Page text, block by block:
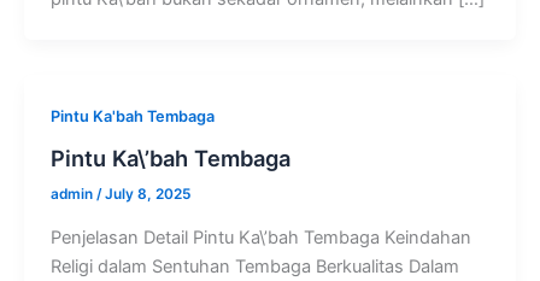
Pintu Ka'bah Tembaga
Pintu Ka\’bah Tembaga
admin /July 8, 2025
Penjelasan Detail Pintu Ka\’bah Tembaga Keindahan
Religi dalam Sentuhan Tembaga Berkualitas Dalam